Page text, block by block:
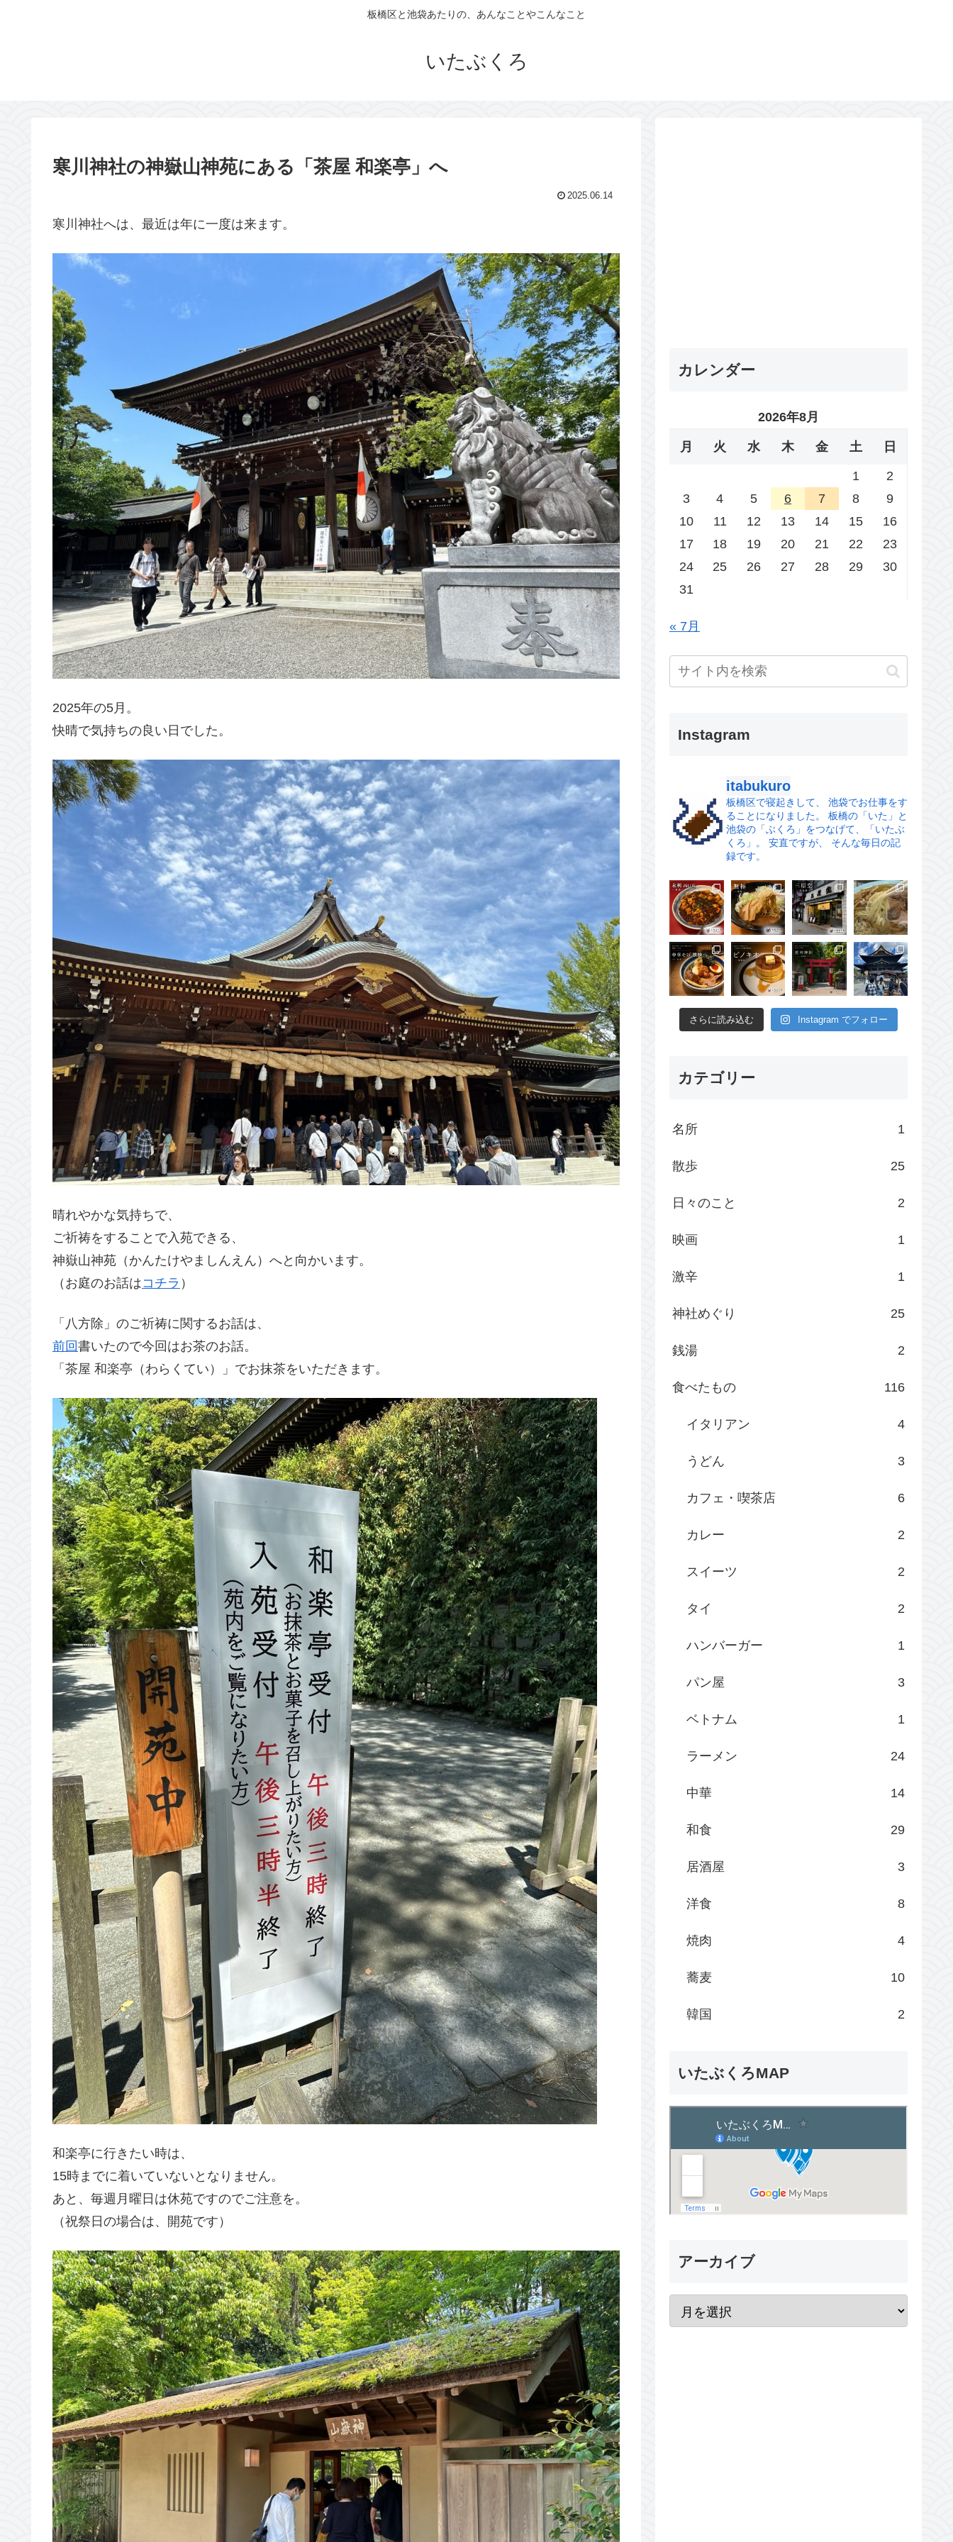
板橋区と池袋あたりの、あんなことやこんなこと
いたぶくろ
寒川神社の神嶽山神苑にある「茶屋 和楽亭」へ
2025.06.14
寒川神社へは、最近は年に一度は来ます。
2025年の5月。
快晴で気持ちの良い日でした。
晴れやかな気持ちで、
ご祈祷をすることで入苑できる、
神嶽山神苑（かんたけやましんえん）へと向かいます。
（お庭のお話はコチラ ）
「八方除」のご祈祷に関するお話は、
前回書いたので今回はお茶のお話。
「茶屋 和楽亭（わらくてい）」でお抹茶をいただきます。
和楽亭に行きたい時は、
15時までに着いていないとなりません。
あと、毎週月曜日は休苑ですのでご注意を。
（祝祭日の場合は、開苑です）
カレンダー
2026年8月
月 火 水 木 金 土 日
1
2
3
4 5 6 7 8
9
10
11 12 13 14 15
16
17
18 19 20 21 22
23
24
25 26 27 28 29
30
31
« 7月
Instagram
itabukuro
板橋区で寝起きして、
池袋でお仕事をす
ることになりました。
板橋の「いた」と
池袋の「ぶくろ」をつなげて、「いたぶ
くろ」。
安直ですが、 そんな毎日の記
録です。
さらに読み込む Instagram でフォロー
カテゴリー
名所 1
散歩 25
日々のこと 2
映画 1
激辛 1
神社めぐり 25
銭湯 2
食べたもの 116
イタリアン 4
うどん 3
カフェ・喫茶店 6
カレー 2
スイーツ 2
タイ 2
ハンバーガー 1
パン屋 3
ベトナム 1
ラーメン 24
中華 14
和食 29
居酒屋 3
洋食 8
焼肉 4
蕎麦 10
韓国 2
いたぶくろMAP
アーカイブ